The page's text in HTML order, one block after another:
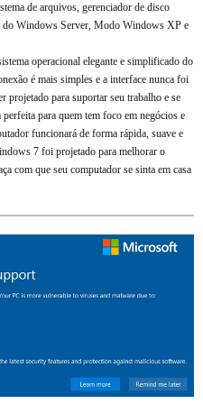
de arquivos, gerenciador de disco
Windows Server, Modo Windows XP e
operacional elegante e simplificado do
é mais simples e a interface nunca foi
projetado para suportar seu trabalho e se
para quem tem foco em negócios e
funcionará de forma rápida, suave e
7 foi projetado para melhorar o
com que seu computador se sinta em casa